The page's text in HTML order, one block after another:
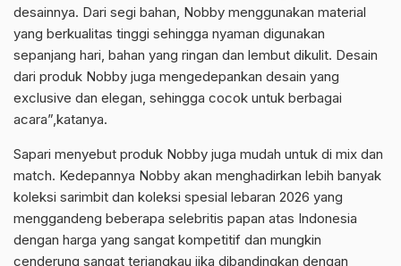
desainnya. Dari segi bahan, Nobby menggunakan material
yang berkualitas tinggi sehingga nyaman digunakan
sepanjang hari, bahan yang ringan dan lembut dikulit. Desain
dari produk Nobby juga mengedepankan desain yang
exclusive dan elegan, sehingga cocok untuk berbagai
acara”,katanya.
Sapari menyebut produk Nobby juga mudah untuk di mix dan
match. Kedepannya Nobby akan menghadirkan lebih banyak
koleksi sarimbit dan koleksi spesial lebaran 2026 yang
menggandeng beberapa selebritis papan atas Indonesia
dengan harga yang sangat kompetitif dan mungkin
cenderung sangat terjangkau jika dibandingkan dengan